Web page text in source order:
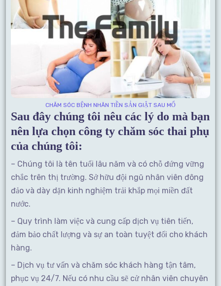
CHĂM SÓC BỆNH NHÂN TIỀN SẢN GIẬT SAU MỔ
Sau đây chúng tôi nêu các lý do mà bạn
nên lựa chọn công ty chăm sóc thai phụ
của chúng tôi:
– Chúng tôi là tên tuổi lâu năm và có chỗ đứng vững
chắc trên thị trường. Sở hữu đội ngũ nhân viên đông
đảo và dày dặn kinh nghiệm trải khắp mọi miền đất
nước.
– Quy trình làm việc và cung cấp dịch vụ tiên tiến,
đảm bảo chất lượng và sự an toàn tuyệt đối cho khách
hàng.
– Dịch vụ tư vấn và chăm sóc khách hàng tận tâm,
phục vụ 24/7. Nếu có nhu cầu sẽ cử nhân viên chuyên